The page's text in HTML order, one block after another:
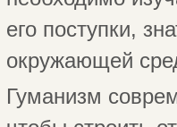
его поступки,
окружающей
Гуманизм